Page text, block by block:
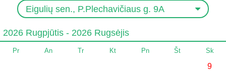
Eigulių sen., P.Plechavičiaus g. 9A
2026 Rugpjūtis - 2026 Rugsėjis
Pr An Tr Kt Pn Št Sk
9